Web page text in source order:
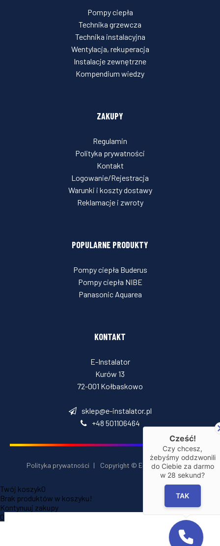
Pompy ciepła
Technika grzewcza
Technika instalacyjna
Wentylacja, rekuperacja
Instalacje zewnętrzne
Kompendium wiedzy
ZAKUPY
Regulamin
Polityka prywatności
Kontakt
Logowanie/Rejestracja
Warunki i koszty dostawy
Reklamacje i zwroty
POPULARNE PRODUKTY
Pompy ciepła Buderus
Pompy ciepła NIBE
Panasonic Aquarea
KONTAKT
E-Instalator
Kurów 13
72-001 Kołbaskowo
sklep@e-instalator.pl
+48 501106464
Polityka prywatności | Copyright © E‑Installator 2026
Twój koszyk0
Brak produktów w koszyku!
Kontynuuj zakupy
0
Cześć!
Czy chcesz,
żebyśmy oddzwonili
do Ciebie za darmo
w 28 sekund?
TAK